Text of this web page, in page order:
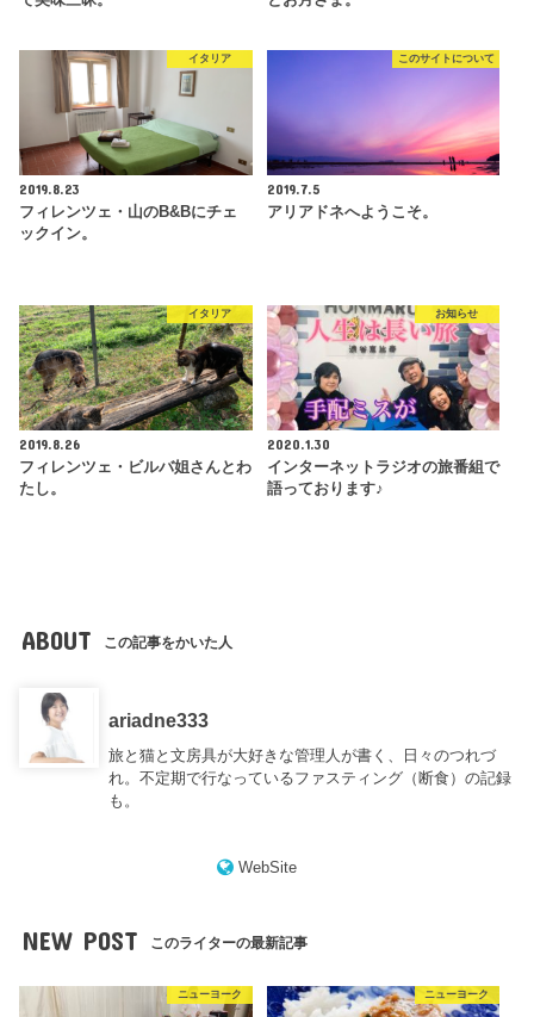
イタリア
2019.8.23
フィレンツェ・山のB&Bにチェ
ックイン。
このサイトについて
2019.7.5
アリアドネへようこそ。
イタリア
2019.8.26
フィレンツェ・ビルバ姐さんとわ
たし。
お知らせ
2020.1.30
インターネットラジオの旅番組で
語っております♪
ABOUT この記事をかいた人
ariadne333
旅と猫と文房具が大好きな管理人が書く、日々のつれづ
れ。不定期で行なっているファスティング（断食）の記録
も。
WebSite
NEW POST このライターの最新記事
ニューヨーク ニューヨーク